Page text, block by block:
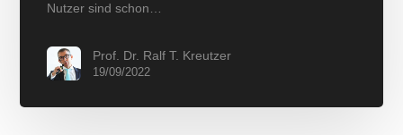
Nutzer sind schon…
Prof. Dr. Ralf T. Kreutzer
19/09/2022